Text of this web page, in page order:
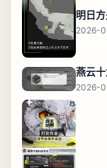
2026-
燕云
2026-